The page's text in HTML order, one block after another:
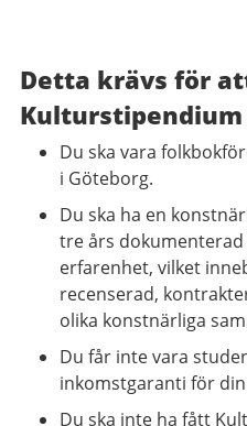
Detta krävs för
Kulturstipendium
Du ska vara
i Göteborg.
Du ska ha en
tre års
erfarenhet, vilket
recenserad,
olika konstnärliga
Du får inte vara
inkomstgaranti för
Du ska inte ha fått